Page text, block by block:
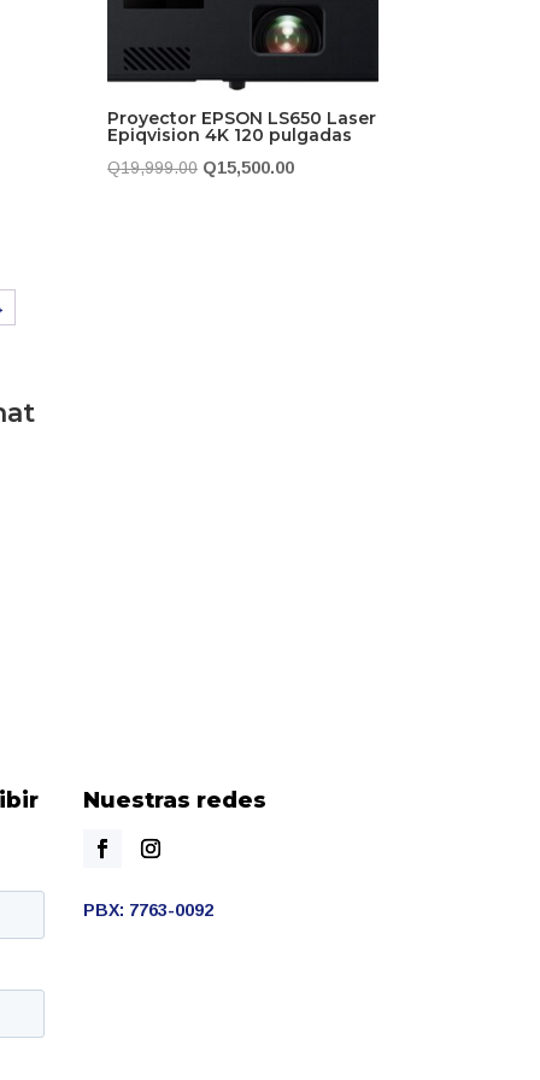
Proyector EPSON LS650 Laser
Epiqvision 4K 120 pulgadas
Q19,999.00 El
Q15,500.00El
Nuestras redes
PBX: 7763-0092